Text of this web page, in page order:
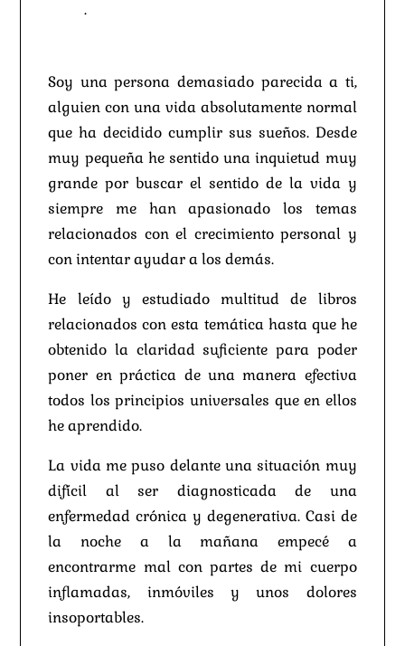
VIDA.
Soy una persona demasiado parecida a ti,
alguien con una vida absolutamente normal
que ha decidido cumplir sus sueños. Desde
muy pequeña he sentido una inquietud muy
grande por buscar el sentido de la vida y
siempre me han apasionado los temas
relacionados con el crecimiento personal y
con intentar ayudar a los demás.
He leído y estudiado multitud de libros
relacionados con esta temática hasta que he
obtenido la claridad suficiente para poder
poner en práctica de una manera efectiva
todos los principios universales que en ellos
he aprendido.
La vida me puso delante una situación muy
difícil al ser diagnosticada de una
enfermedad crónica y degenerativa. Casi de
la noche a la mañana empecé a
encontrarme mal con partes de mi cuerpo
inflamadas, inmóviles y unos dolores
insoportables.